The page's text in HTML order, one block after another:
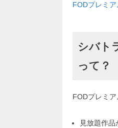
FODプレミ
シバト
って？
FODプレミ
見放題作